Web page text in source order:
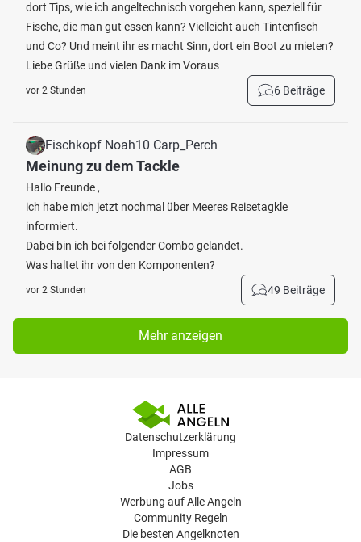
dort Tips, wie ich angeltechnisch vorgehen kann, speziell für
Fische, die man gut essen kann? Vielleicht auch Tintenfisch
und Co? Und meint ihr es macht Sinn, dort ein Boot zu mieten?
Liebe Grüße und vielen Dank im Voraus
vor 2 Stunden 6 Beiträge
Fischkopf Noah10 Carp_Perch
Meinung zu dem Tackle
Hallo Freunde ,
ich habe mich jetzt nochmal über Meeres Reisetagkle
informiert.
Dabei bin ich bei folgender Combo gelandet.
Was haltet ihr von den Komponenten?
vor 2 Stunden 49 Beiträge
Mehr anzeigen
Datenschutzerklärung
Impressum
AGB
Jobs
Werbung auf Alle Angeln
Community Regeln
Die besten Angelknoten